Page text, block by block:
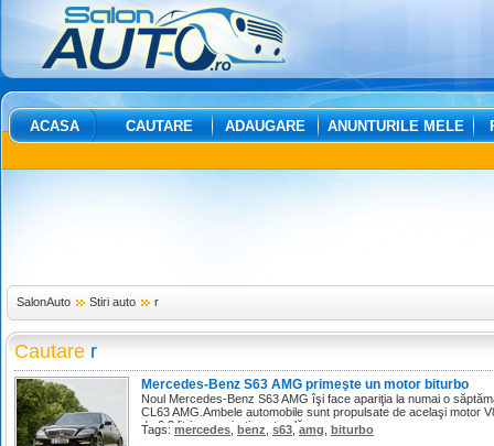
ACASA CAUTARE ADAUGARE ANUNTURILE MELE
SalonAuto Stiri auto r
Cautare r
Mercedes-Benz S63 AMG primeşte un motor biturbo
Noul Mercedes-Benz S63 AMG îşi face apariţia la numai o
CL63 AMG.Ambele automobile sunt propulsate de acelaşi motor
de 6.2 litri cu aspiraţie naturală.
Tags: mercedes benz s63 amg biturbo